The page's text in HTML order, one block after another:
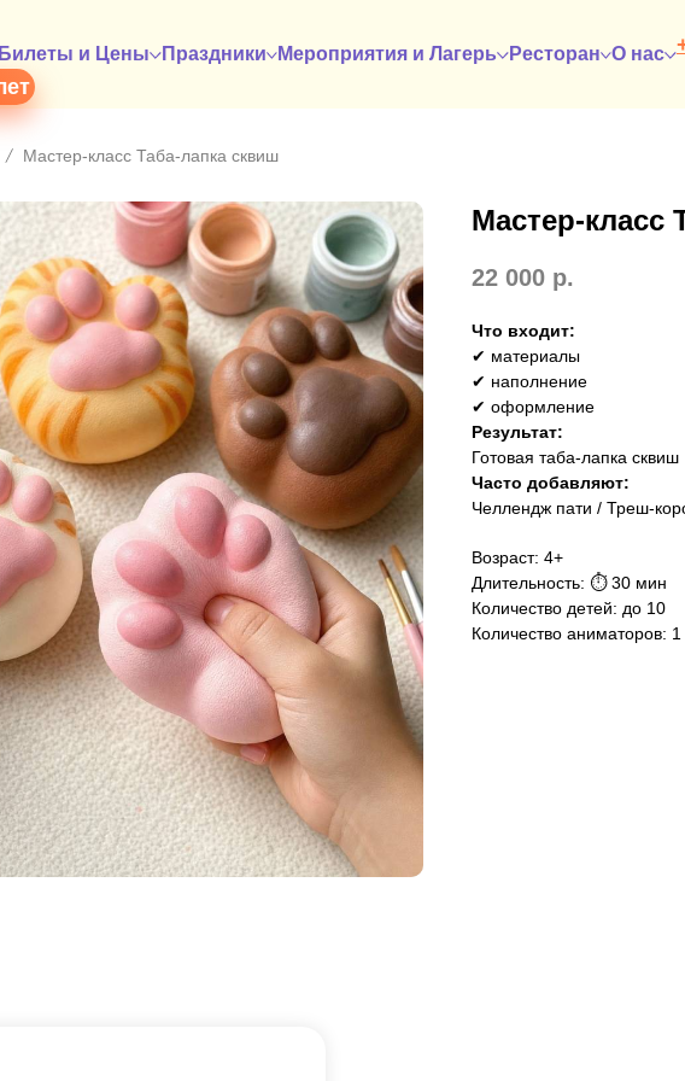
Билеты и Цены Праздники Мероприятия и Лагерь Ресторан О нас
Мастер-класс Таба-лапка сквиш
Мастер-класс
22 000 р.
Что входит:
✔ материалы
✔ наполнение
✔ оформление
Результат:
Готовая таба-лапка сквиш
Часто добавляют:
Челлендж пати / Треш-
Возраст: 4+
Длительность: ⏱ 30 мин
Количество детей: до 10
Количество аниматоров: 1